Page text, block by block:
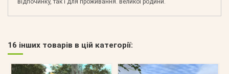
16 інших товарів в цій категорії: